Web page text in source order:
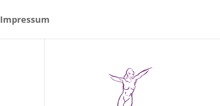
Impressum